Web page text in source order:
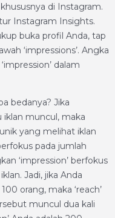
di Instagram.
Instagram Insights.
buka profil Anda, tap
‘impressions’. Angka
dalam
bedanya? Jika
iklan muncul, maka
yang melihat iklan
pada jumlah
‘impression’ berfokus
Jadi, jika Anda
orang, maka ‘reach’
muncul dua kali